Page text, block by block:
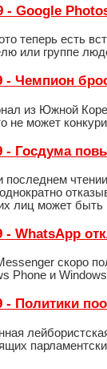
- Google
теперь есть
или группе
- Чемпион
из Южной
не может
- Госдума
последнем
лиц может
- WhatsApp
скоро
Phone и
- Политики